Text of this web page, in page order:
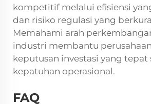
kompetitif melalui efisiensi
dan risiko regulasi yang
Memahami arah
industri membantu
keputusan investasi yang tepat
kepatuhan operasional.
FAQ